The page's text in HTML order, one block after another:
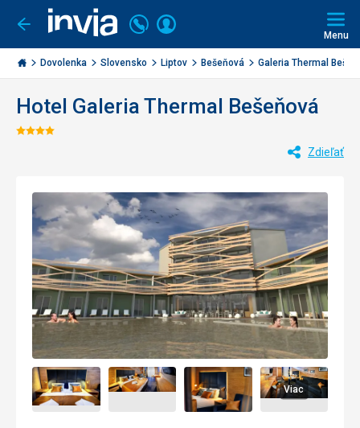
Ísť
späť
Invia.sk
Volajte
+421
2
3221
Prihlásiť
Menu
Dovolenka Slovensko Liptov Bešeňová Galeria Thermal
Hotel Galeria Thermal Bešeňová
Hodnotenie:
Zdieľať
Viac